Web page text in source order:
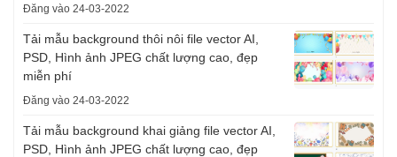
Đăng vào 24-03-2022
Tải mẫu background thôi nôi file vector AI,
PSD, Hình ảnh JPEG chất lượng cao, đẹp
miễn phí
Đăng vào 24-03-2022
Tải mẫu background khai giảng file vector AI,
PSD, Hình ảnh JPEG chất lượng cao, đẹp